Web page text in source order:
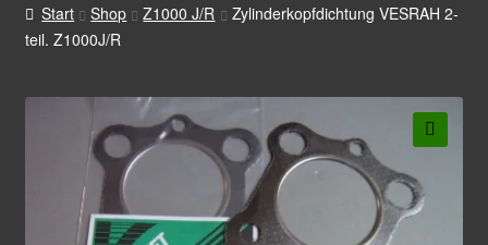
Start Shop Z1000 J/R
Zylinderkopfdichtung VESRAH 2-
teil. Z1000J/R